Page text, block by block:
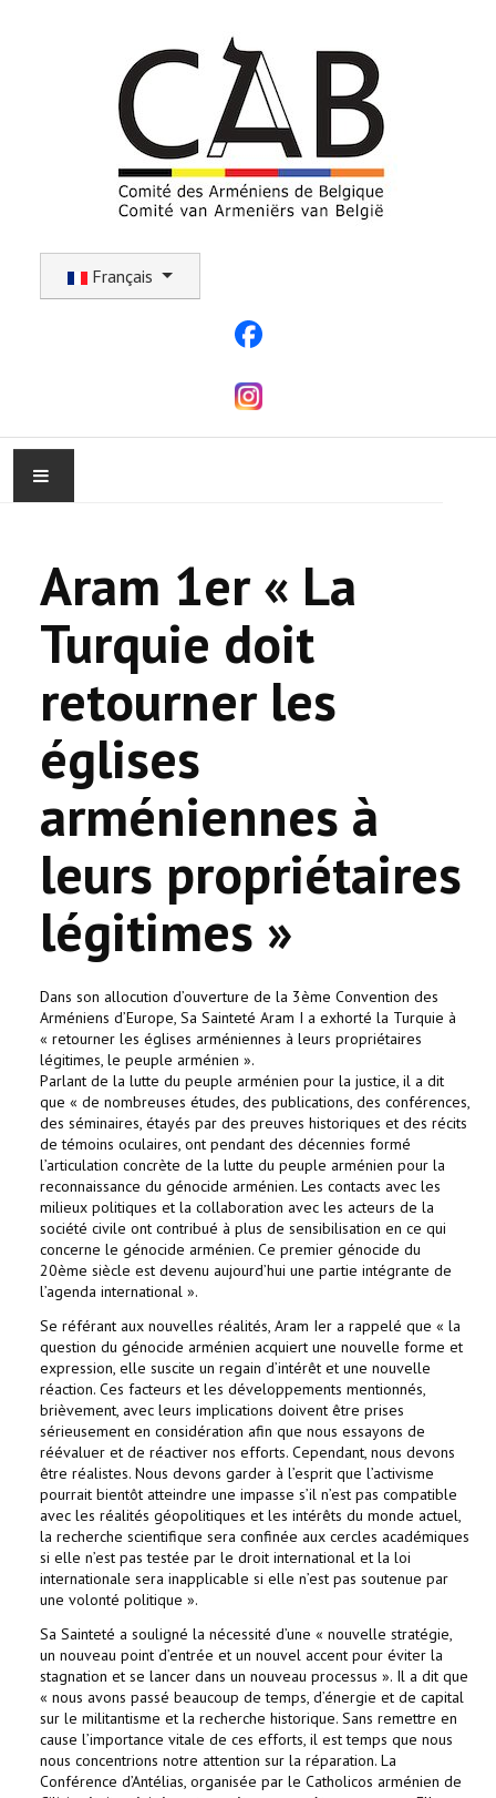
Français
ACTUALITÉ
COMMUNAUTÉ
EVÉNEMENTS
🔔 ELECTIONS 2026 🗳️
EGLISE
LE CENTRE
CONTACT
Aram 1er « La
Turquie doit
retourner les
églises
arméniennes à
leurs propriétaires
légitimes »
Dans son allocution d’ouverture de la 3ème Convention des
Arméniens d’Europe, Sa Sainteté Aram I a exhorté la Turquie à
« retourner les églises arméniennes à leurs propriétaires
légitimes, le peuple arménien ».
Parlant de la lutte du peuple arménien pour la justice, il a dit
que « de nombreuses études, des publications, des conférences,
des séminaires, étayés par des preuves historiques et des récits
de témoins oculaires, ont pendant des décennies formé
l’articulation concrète de la lutte du peuple arménien pour la
reconnaissance du génocide arménien. Les contacts avec les
milieux politiques et la collaboration avec les acteurs de la
société civile ont contribué à plus de sensibilisation en ce qui
concerne le génocide arménien. Ce premier génocide du
20ème siècle est devenu aujourd’hui une partie intégrante de
l’agenda international ».
Se référant aux nouvelles réalités, Aram Ier a rappelé que « la
question du génocide arménien acquiert une nouvelle forme et
expression, elle suscite un regain d’intérêt et une nouvelle
réaction. Ces facteurs et les développements mentionnés,
brièvement, avec leurs implications doivent être prises
sérieusement en considération afin que nous essayons de
réévaluer et de réactiver nos efforts. Cependant, nous devons
être réalistes. Nous devons garder à l’esprit que l’activisme
pourrait bientôt atteindre une impasse s’il n’est pas compatible
avec les réalités géopolitiques et les intérêts du monde actuel,
la recherche scientifique sera confinée aux cercles académiques
si elle n’est pas testée par le droit international et la loi
internationale sera inapplicable si elle n’est pas soutenue par
une volonté politique ».
Sa Sainteté a souligné la nécessité d’une « nouvelle stratégie,
un nouveau point d’entrée et un nouvel accent pour éviter la
stagnation et se lancer dans un nouveau processus ». Il a dit que
« nous avons passé beaucoup de temps, d’énergie et de capital
sur le militantisme et la recherche historique. Sans remettre en
cause l’importance vitale de ces efforts, il est temps que nous
nous concentrions notre attention sur la réparation. La
Conférence d’Antélias, organisée par le Catholicos arménien de